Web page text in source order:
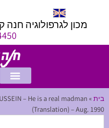
מכון לגרפולוגיה חנה
בית »
– He is a real madman
(Translation) – Aug. 1990